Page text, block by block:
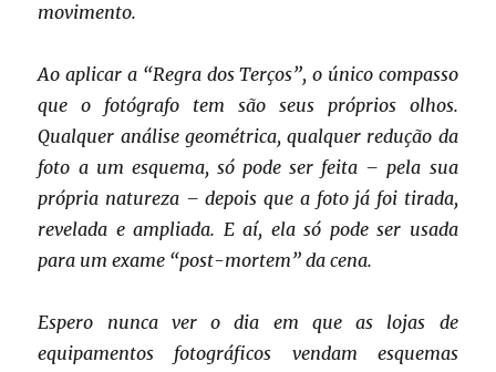
movimento.
Ao aplicar a “Regra dos Terços”, o único compasso
que o fotógrafo tem são seus próprios olhos.
Qualquer análise geométrica, qualquer redução da
foto a um esquema, só pode ser feita – pela sua
própria natureza – depois que a foto já foi tirada,
revelada e ampliada. E aí, ela só pode ser usada
para um exame “post-mortem” da cena.
Espero nunca ver o dia em que as lojas de
equipamentos fotográficos vendam esquemas